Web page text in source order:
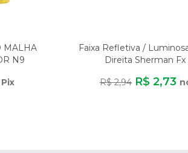
MALHA
N9
Faixa Refletiva /
Direita Sherman Fx
R$ 2,94 R$ 2,73